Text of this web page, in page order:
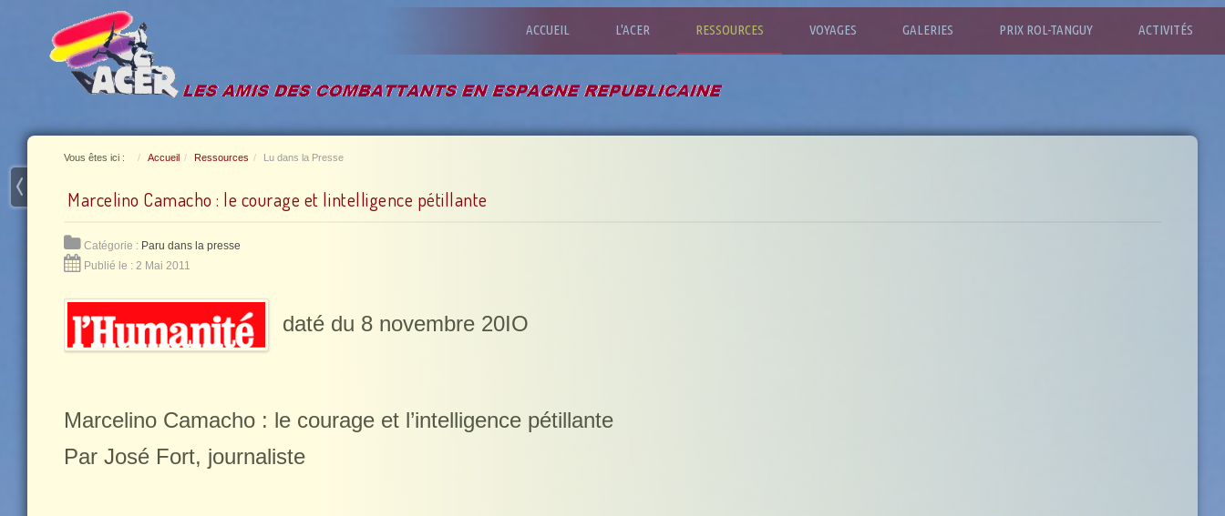
ACCUEIL L'ACER RESSOURCES VOYAGES GALERIES PRIX ROL-TANGUY ACTIVITÉS
Vous êtes ici : Accueil Ressources Lu dans la Presse
Marcelino Camacho : le courage et lintelligence pétillante
Catégorie : Paru dans la presse
Publié le : 2 Mai 2011
daté du 8 novembre 20IO
Marcelino Camacho : le courage et l’intelligence pétillante
Par José Fort, journaliste